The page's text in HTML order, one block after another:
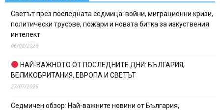
Светът през последната седмица: войни, миграционни кризи,
политически трусове, пожари и новата битка за изкуствения
интелект
06/08/2026
НАЙ-ВАЖНОТО ОТ ПОСЛЕДНИТЕ ДНИ: БЪЛГАРИЯ,
ВЕЛИКОБРИТАНИЯ, ЕВРОПА И СВЕТЪТ
27/07/2026
Седмичен обзор: Най-важните новини от България,